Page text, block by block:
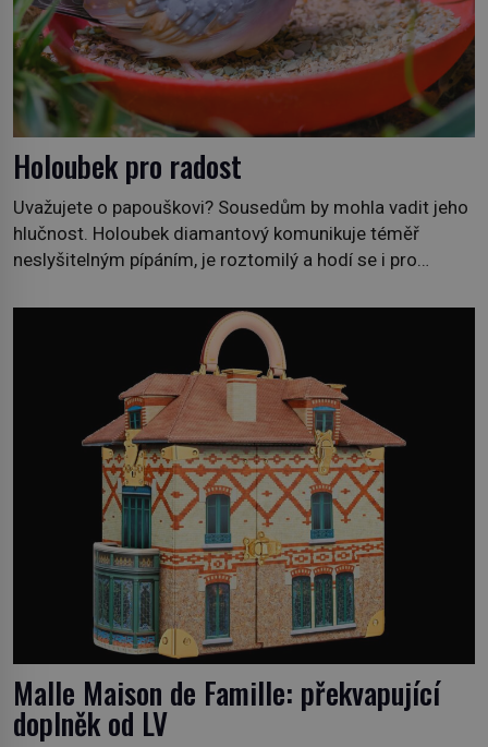
Holoubek pro radost
Uvažujete o papouškovi? Sousedům by mohla vadit jeho
hlučnost. Holoubek diamantový komunikuje téměř
neslyšitelným pípáním, je roztomilý a hodí se i pro
klidného ptáčka, který většinu dne jen posedává. Hodně
času tráví na zemi, kde sbírá zbytky semínek Jeho
domovinou je prakticky celá Austrálie s výjimkou
pobřežní oblasti. […]
Malle Maison de Famille: překvapující
doplněk od LV